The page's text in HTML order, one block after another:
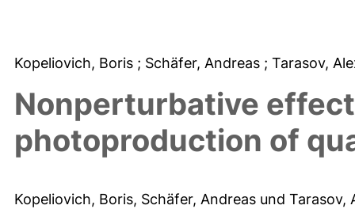
Kopeliovich, Boris ; Schäfer, Andreas ; Tarasov,
Nonperturbative
photoproduction of
Kopeliovich, Boris, Schäfer, Andreas und Tarasov,